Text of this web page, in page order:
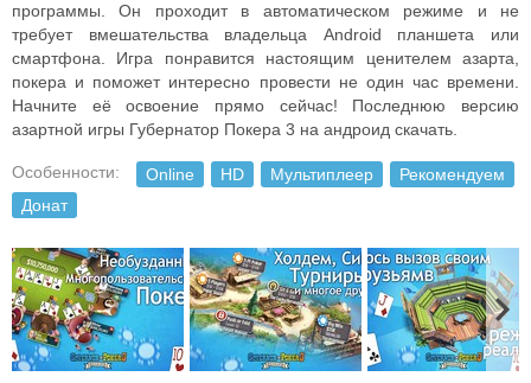
программы. Он проходит в автоматическом режиме и не
требует вмешательства владельца Android планшета или
смартфона. Игра понравится настоящим ценителем азарта,
покера и поможет интересно провести не один час времени.
Начните её освоение прямо сейчас! Последнюю версию
азартной игры Губернатор Покера 3 на андроид скачать.
Особенности: Online HD Мультиплеер
Рекомендуем
Донат